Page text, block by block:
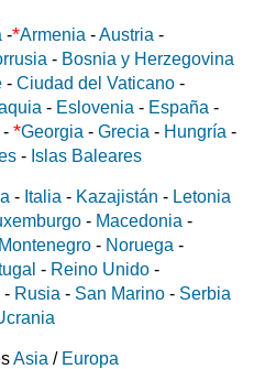
-*Armenia -Austria -
- Bosnia y Herzegovina
- Ciudad del Vaticano -
- Eslovenia - España -
- *Georgia - Grecia - Hungría -
- Islas Baleares
- Italia - Kazajistán - Letonia
- Macedonia -
Montenegro - Noruega -
- Reino Unido -
- Rusia - San Marino - Serbia
Asia / Europa